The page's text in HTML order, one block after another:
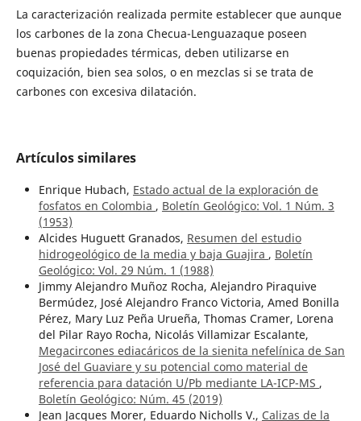
La caracterización realizada permite establecer que aunque
los carbones de la zona Checua-Lenguazaque poseen
buenas propiedades térmicas, deben utilizarse en
coquización, bien sea solos, o en mezclas si se trata de
carbones con excesiva dilatación.
Artículos similares
Enrique Hubach, Estado actual de la exploración de
fosfatos en Colombia , Boletín Geológico: Vol. 1 Núm. 3
(1953)
Alcides Huguett Granados, Resumen del estudio
hidrogeológico de la media y baja Guajira , Boletín
Geológico: Vol. 29 Núm. 1 (1988)
Jimmy Alejandro Muñoz Rocha, Alejandro Piraquive
Bermúdez, José Alejandro Franco Victoria, Amed Bonilla
Pérez, Mary Luz Peña Urueña, Thomas Cramer, Lorena
del Pilar Rayo Rocha, Nicolás Villamizar Escalante,
Megacircones ediacáricos de la sienita nefelínica de San
José del Guaviare y su potencial como material de
referencia para datación U/Pb mediante LA-ICP-MS ,
Boletín Geológico: Núm. 45 (2019)
Jean Jacques Morer, Eduardo Nicholls V., Calizas de la